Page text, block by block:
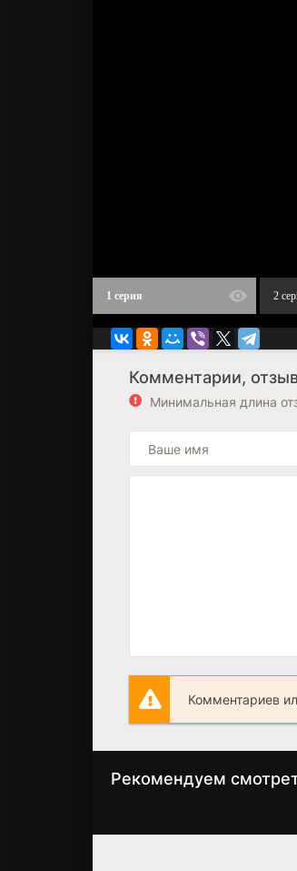
1 серия 2
Комментарии,
Минимальная длина
Комментариев
Рекомендуем